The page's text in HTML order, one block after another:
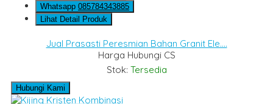
Whatsapp 085784343885
Lihat Detail Produk
Jual Prasasti Peresmian Bahan Granit Ele....
Harga Hubungi CS
Stok: Tersedia
Hubungi Kami